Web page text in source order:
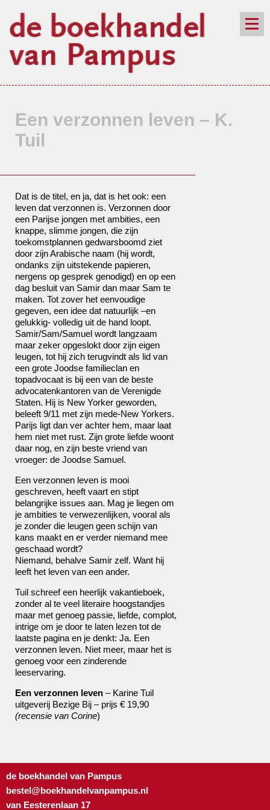
Een verzonnen leven – K.
Tuil
Dat is de titel, en ja, dat is het ook: een
leven dat verzonnen is. Verzonnen door
een Parijse jongen met ambities, een
knappe, slimme jongen, die zijn
toekomstplannen gedwarsboomd ziet
door zijn Arabische naam (hij wordt,
ondanks zijn uitstekende papieren,
nergens op gesprek genodigd) en op een
dag besluit van Samir dan maar Sam te
maken. Tot zover het eenvoudige
gegeven, een idee dat natuurlijk –en
gelukkig- volledig uit de hand loopt.
Samir/Sam/Samuel wordt langzaam
maar zeker opgeslokt door zijn eigen
leugen, tot hij zich terugvindt als lid van
een grote Joodse familieclan en
topadvocaat is bij een van de beste
advocatenkantoren van de Verenigde
Staten. Hij is New Yorker geworden,
beleeft 9/11 met zijn mede-New Yorkers.
Parijs ligt dan ver achter hem, maar laat
hem niet met rust. Zijn grote liefde woont
daar nog, en zijn beste vriend van
vroeger: de Joodse Samuel.
Een verzonnen leven is mooi
geschreven, heeft vaart en stipt
belangrijke issues aan. Mag je liegen om
je ambities te verwezenlijken, vooral als
je zonder die leugen geen schijn van
kans maakt en er verder niemand mee
geschaad wordt?
Niemand, behalve Samir zelf. Want hij
leeft het leven van een ander.
Tuil schreef een heerlijk vakantieboek,
zonder al te veel literaire hoogstandjes
maar met genoeg passie, liefde, complot,
intrige om je door te laten lezen tot de
laatste pagina en je denkt: Ja. Een
verzonnen leven. Niet meer, maar het is
genoeg voor een zinderende
leeservaring.
Een verzonnen leven – Karine Tuil
uitgeverij Bezige Bij – prijs € 19,90
(recensie van Corine)
de boekhandel van Pampus
bestel@boekhandelvanpampus.nl
van Eesterenlaan 17